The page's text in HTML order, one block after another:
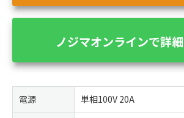
ノジマオンラインで詳
電源 単相100V 20A